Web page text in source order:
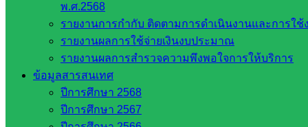
พ.ศ.2568
รายงานการกำกับ ติดตามการดำเนินงานและการใ
รายงานผลการใช้จ่ายเงินงบประมาณ
รายงานผลการสำรวจความพึงพอใจการให้บริการ
ข้อมูลสารสนเทศ
ปีการศึกษา 2568
ปีการศึกษา 2567
ขั้นพื้น
ฐาน
รายชื่อ
มหาวิทยาลัย
ใน
ประเทศไทย
เว็บไซต์